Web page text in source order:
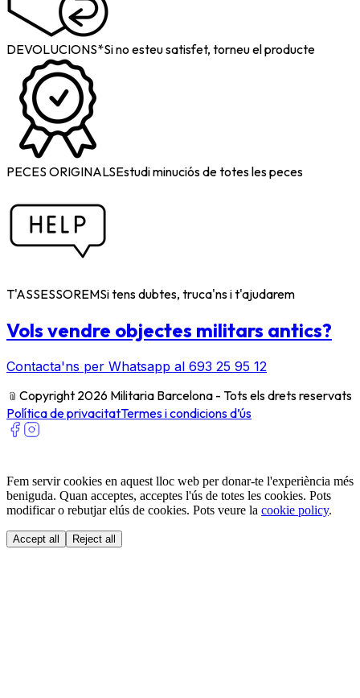
DEVOLUCIONS*Si no esteu satisfet, torneu el producte
PECES ORIGINALSEstudi minuciós de totes les peces
T'ASSESSOREMSi tens dubtes, truca'ns i t'ajudarem
Vols vendre objectes militars antics?
Contacta'ns per Whatsapp al 693 25 95 12
﹫ Copyright 2026 Militaria Barcelona - Tots els drets reservats
Política de privacitatTermes i condicions d’ús
Fem servir cookies en aquest lloc web per donar-te l'experiència més
beniguda. Quan acceptes, acceptes l'ús de totes les cookies. Pots
modificar o rebutjar elús de cookies. Pots veure la cookie policy.
Accept all Reject all